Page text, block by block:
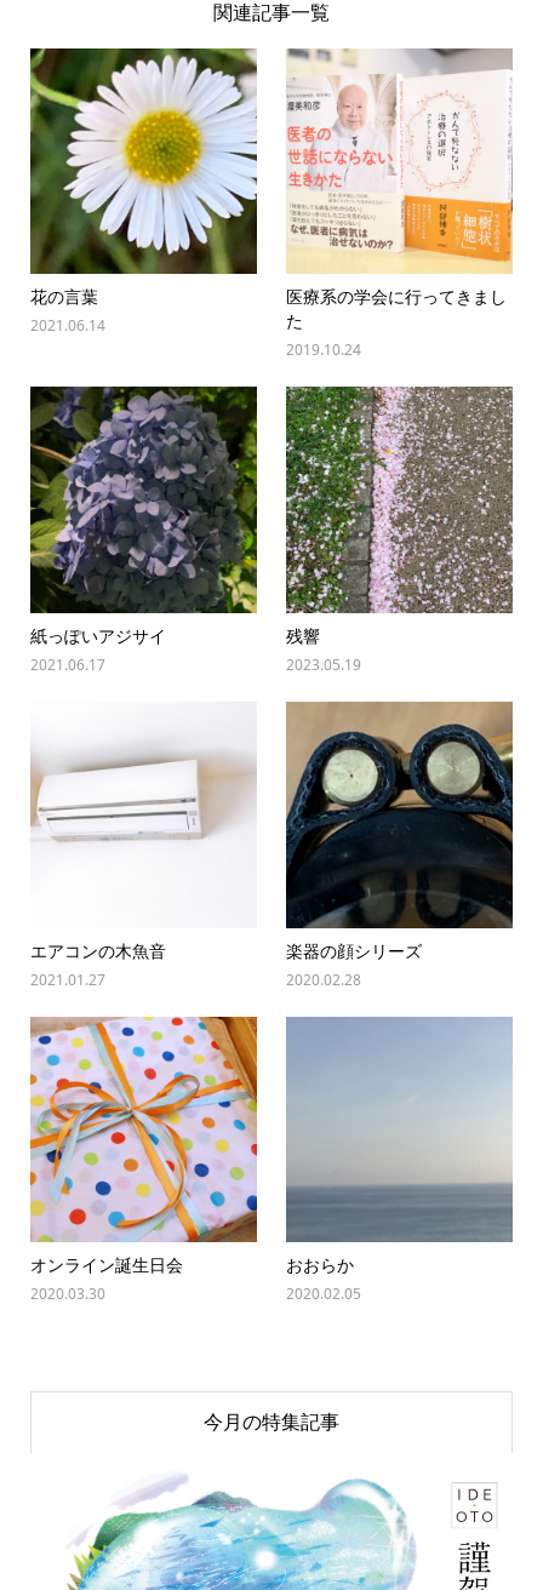
関連記事一覧
花の言葉
2021.06.14
医療系の学会に行ってきまし
た
2019.10.24
紙っぽいアジサイ
2021.06.17
残響
2023.05.19
エアコンの木魚音
2021.01.27
楽器の顔シリーズ
2020.02.28
オンライン誕生日会
2020.03.30
おおらか
2020.02.05
今月の特集記事